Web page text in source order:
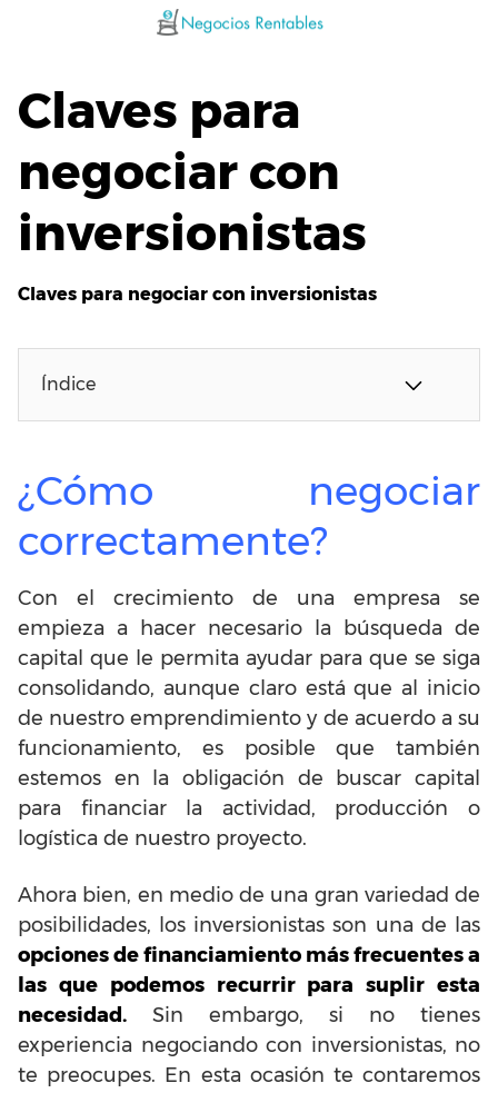
Claves para
negociar con
inversionistas
Claves para negociar con inversionistas
Índice
¿Cómo negociar
correctamente?
Con el crecimiento de una empresa se
empieza a hacer necesario la búsqueda de
capital que le permita ayudar para que se siga
consolidando, aunque claro está que al inicio
de nuestro emprendimiento y de acuerdo a su
funcionamiento, es posible que también
estemos en la obligación de buscar capital
para financiar la actividad, producción o
logística de nuestro proyecto.
Ahora bien, en medio de una gran variedad de
posibilidades, los inversionistas son una de las
opciones de financiamiento más frecuentes a
las que podemos recurrir para suplir esta
necesidad. Sin embargo, si no tienes
experiencia negociando con inversionistas, no
te preocupes. En esta ocasión te contaremos